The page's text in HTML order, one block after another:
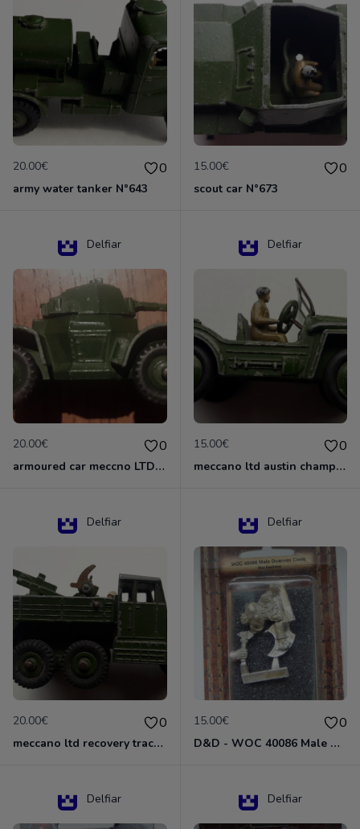
20.00€ 0
army water tanker N°643
15.00€ 0
scout car N°673
Delfiar
20.00€ 0
armoured car meccno LTD N°670
Delfiar
15.00€ 0
meccano ltd austin champ N°674
Delfiar
20.00€ 0
meccano ltd recovery tractor N°661
Delfiar
15.00€ 0
D&D - WOC 40086 Male Dwarven Cleric Miniature - Donjons Dragons
Delfiar Delfiar